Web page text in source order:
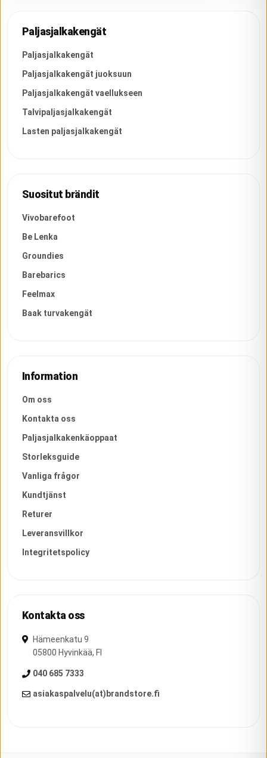
Paljasjalkakengät
Paljasjalkakengät
Paljasjalkakengät juoksuun
Paljasjalkakengät vaellukseen
Talvipaljasjalkakengät
Lasten paljasjalkakengät
Suositut brändit
Vivobarefoot
Be Lenka
Groundies
Barebarics
Feelmax
Baak turvakengät
Information
Om oss
Kontakta oss
Paljasjalkakenkäoppaat
Storleksguide
Vanliga frågor
Kundtjänst
Returer
Leveransvillkor
Integritetspolicy
Kontakta oss
Hämeenkatu 9
05800 Hyvinkää, FI
040 685 7333
asiakaspalvelu(at)brandstore.fi